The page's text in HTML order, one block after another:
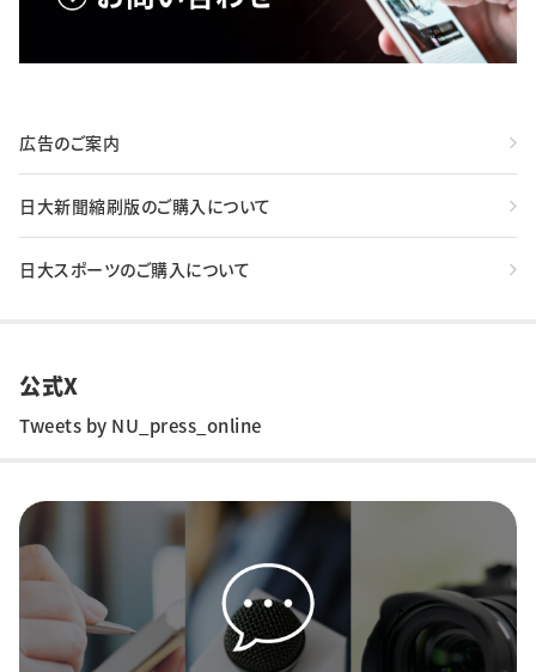
広告のご案内
日大新聞縮刷版のご購入について
日大スポーツのご購入について
公式X
Tweets by NU_press_online